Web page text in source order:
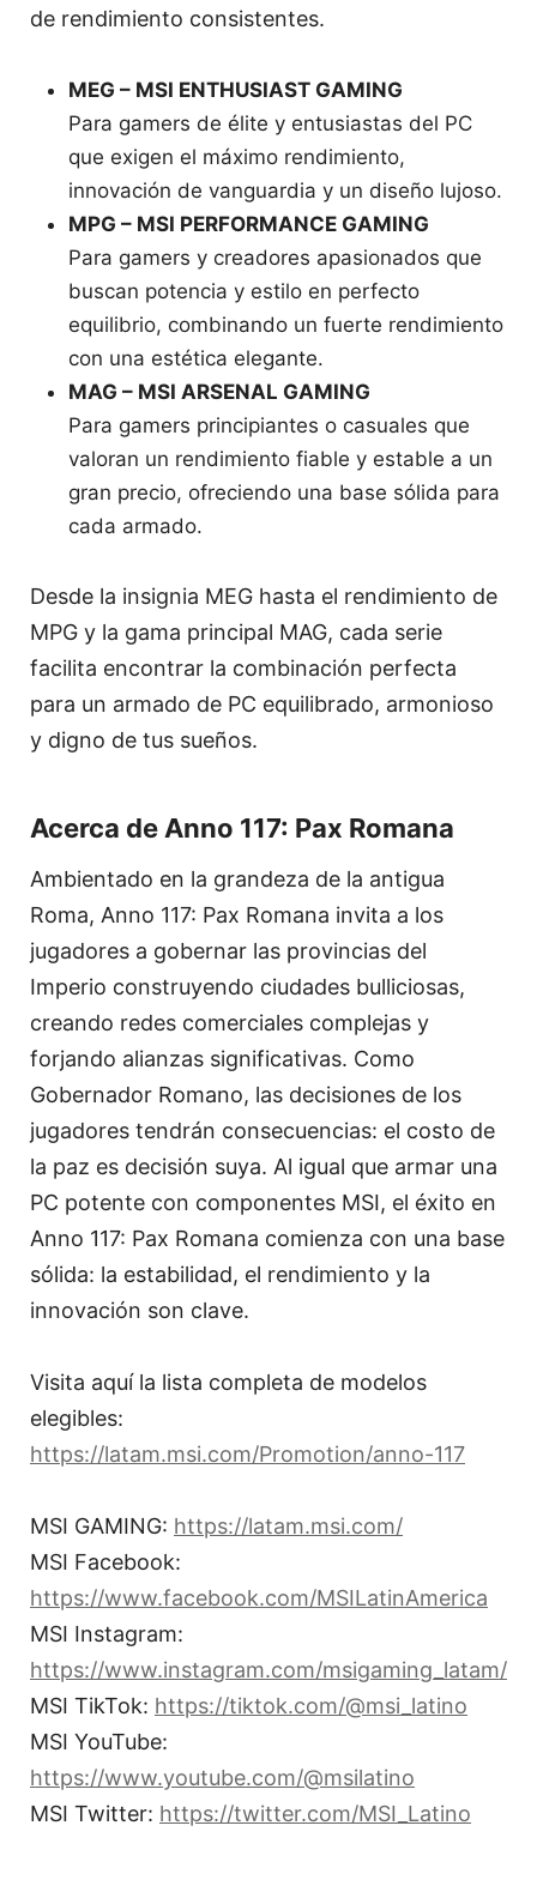
de rendimiento consistentes.
MEG – MSI ENTHUSIAST GAMING
Para gamers de élite y entusiastas del PC
que exigen el máximo rendimiento,
innovación de vanguardia y un diseño lujoso.
MPG – MSI PERFORMANCE GAMING
Para gamers y creadores apasionados que
buscan potencia y estilo en perfecto
equilibrio, combinando un fuerte rendimiento
con una estética elegante.
MAG – MSI ARSENAL GAMING
Para gamers principiantes o casuales que
valoran un rendimiento fiable y estable a un
gran precio, ofreciendo una base sólida para
cada armado.
Desde la insignia MEG hasta el rendimiento de
MPG y la gama principal MAG, cada serie
facilita encontrar la combinación perfecta
para un armado de PC equilibrado, armonioso
y digno de tus sueños.
Acerca de Anno 117: Pax Romana
Ambientado en la grandeza de la antigua
Roma, Anno 117: Pax Romana invita a los
jugadores a gobernar las provincias del
Imperio construyendo ciudades bulliciosas,
creando redes comerciales complejas y
forjando alianzas significativas. Como
Gobernador Romano, las decisiones de los
jugadores tendrán consecuencias: el costo de
la paz es decisión suya. Al igual que armar una
PC potente con componentes MSI, el éxito en
Anno 117: Pax Romana comienza con una base
sólida: la estabilidad, el rendimiento y la
innovación son clave.
Visita aquí la lista completa de modelos
elegibles:
https://latam.msi.com/Promotion/anno-117
MSI GAMING: https://latam.msi.com/
MSI Facebook:
https://www.facebook.com/MSILatinAmerica
MSI Instagram:
https://www.instagram.com/msigaming_latam/
MSI TikTok: https://tiktok.com/@msi_latino
MSI YouTube:
https://www.youtube.com/@msilatino
MSI Twitter: https://twitter.com/MSI_Latino